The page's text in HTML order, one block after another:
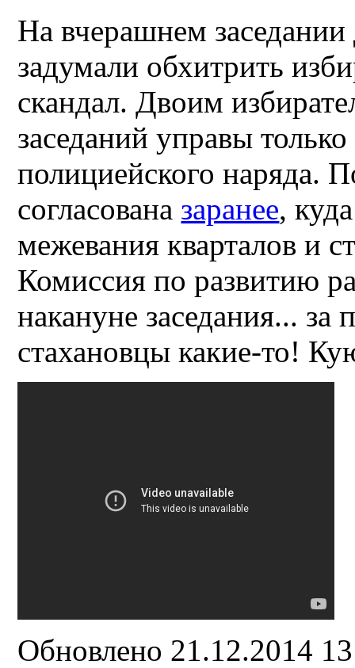
На вчерашнем заседании
задумали обхитрить
скандал. Двоим
заседаний управы
полициейского наряда.
согласована заранее,
межевания кварталов и
Комиссия по развитию
накануне заседания... за
стахановцы какие-то!
Обновлено 21.12.2014